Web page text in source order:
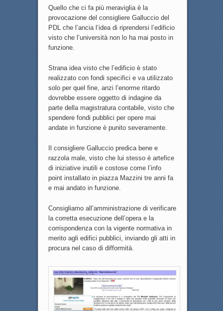
Quello che ci fa più meraviglia è la
provocazione del consigliere Galluccio del
PDL che l’ancia l’idea di riprendersi l’edificio
visto che l’università non lo ha mai posto in
funzione.
Strana idea visto che l’edificio è stato
realizzato con fondi specifici e va utilizzato
solo per quel fine, anzi l’enorme ritardo
dovrebbe essere oggetto di indagine da
parte della magistratura contabile, visto che
spendere fondi pubblici per opere mai
andate in funzione è punito severamente.
Il consigliere Galluccio predica bene e
razzola male, visto che lui stesso è artefice
di iniziative inutili e costose come l’info
point installato in piazza Mazzini tre anni fa
e mai andato in funzione.
Consigliamo all’amministrazione di verificare
la corretta esecuzione dell’opera e la
corrispondenza con la vigente normativa in
merito agli edifici pubblici, inviando gli atti in
procura nel caso di difformità.